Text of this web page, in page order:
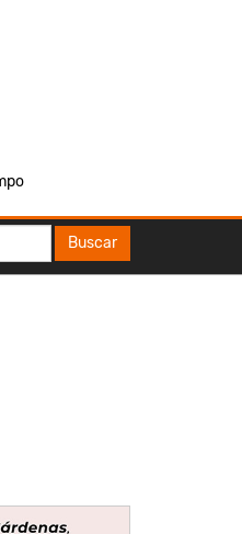
Buscar